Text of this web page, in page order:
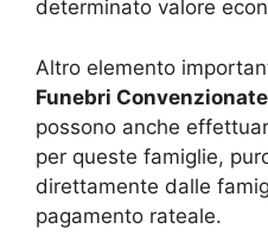
determinato valore
Altro elemento
Funebri
possono anche
per queste famiglie,
direttamente dalle
pagamento rateale.